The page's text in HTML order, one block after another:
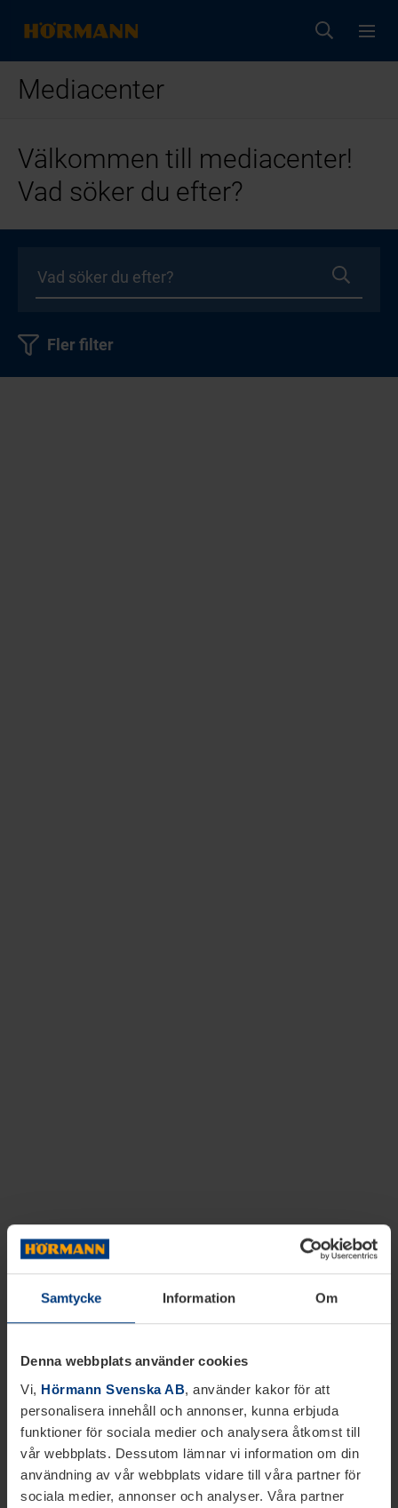
Samtycke Information Om
Denna webbplats använder cookies
Vi, Hörmann Svenska AB, använder kakor för att
personalisera innehåll och annonser, kunna erbjuda
funktioner för sociala medier och analysera åtkomst till
vår webbplats. Dessutom lämnar vi information om din
användning av vår webbplats vidare till våra partner för
sociala medier, annonser och analyser. Våra partner
Mediacenter
Välkommen till mediacenter!
Vad söker du efter?
Fler filter